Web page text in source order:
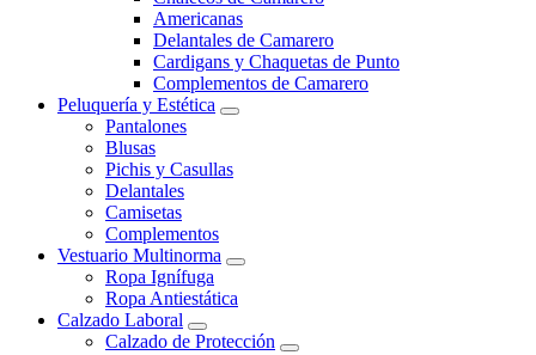
Americanas
Delantales de Camarero
Cardigans y Chaquetas de Punto
Complementos de Camarero
Peluquería y Estética
Pantalones
Blusas
Pichis y Casullas
Delantales
Camisetas
Complementos
Vestuario Multinorma
Ropa Ignífuga
Ropa Antiestática
Calzado Laboral
Calzado de Protección